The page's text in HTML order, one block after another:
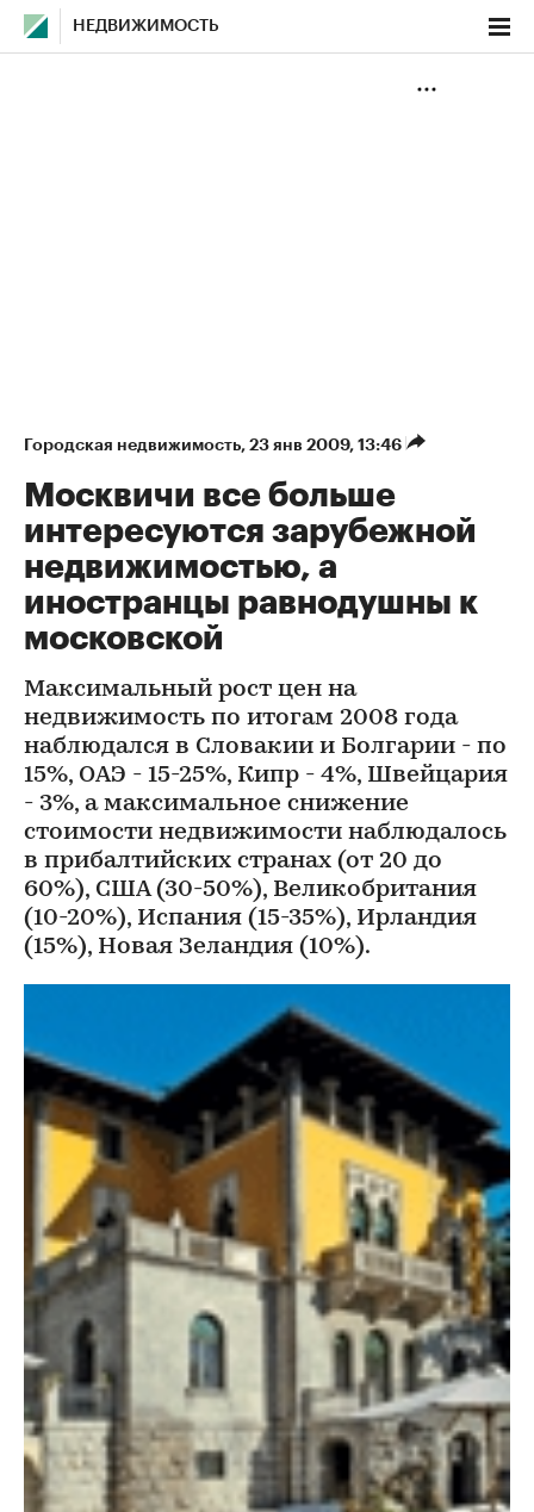
НЕДВИЖИМОСТЬ
Городская недвижимость⁠, 23 янв 2009, 13:46
Москвичи все больше
интересуются зарубежной
недвижимостью, а
иностранцы равнодушны к
московской
Максимальный рост цен на
недвижимость по итогам 2008 года
наблюдался в Словакии и Болгарии - по
15%, ОАЭ - 15-25%, Кипр - 4%, Швейцария
- 3%, а максимальное снижение
стоимости недвижимости наблюдалось
в прибалтийских странах (от 20 до
60%), США (30-50%), Великобритания
(10-20%), Испания (15-35%), Ирландия
(15%), Новая Зеландия (10%).